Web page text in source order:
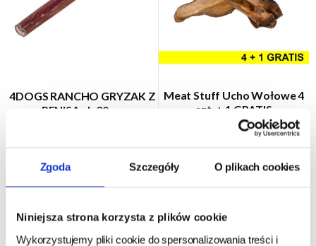
Zgoda Szczegóły O plikach cookies
Niniejsza strona korzysta z plików cookie
Wykorzystujemy pliki cookie do spersonalizowania treści i
4DOGS RANCHO GRYZAK Z
PENISA - L 30cm
25,90 zł
DO KOSZYKA
Meat Stuff Ucho Wołowe 4
szt. + 1 GRATIS
DO KOSZYKA